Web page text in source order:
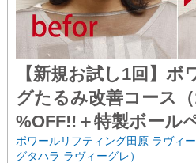
【新規お試し1回】
グたるみ改善コース
%OFF!!＋特製ボール
ボワールリフティング田原 ラヴィ
グタハラ ラヴィーグレ）